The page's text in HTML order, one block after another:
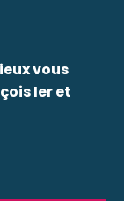
vous
Ier et
aux